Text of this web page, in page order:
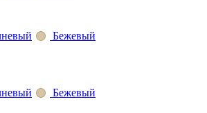
Бежевый
Бежевый